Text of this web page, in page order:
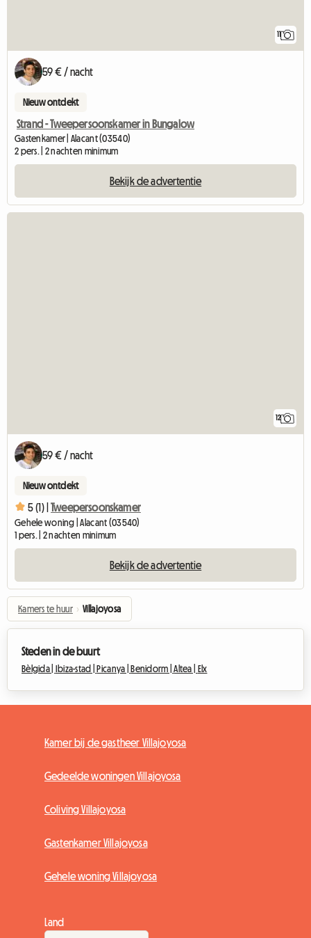
11
59 € / nacht
Nieuw ontdekt
Strand - Tweepersoonskamer in Bungalow
Gastenkamer | Alacant (03540)
2 pers. | 2 nachten minimum
Bekijk de advertentie
12
59 € / nacht
Nieuw ontdekt
5 (1) | Tweepersoonskamer
Gehele woning | Alacant (03540)
1 pers. | 2 nachten minimum
Bekijk de advertentie
Kamers te huur › Villajoyosa
Steden in de buurt
Bèlgida | Ibiza-stad |Picanya |Benidorm |Altea | Elx
Kamer bij de gastheer Villajoyosa
Gedeelde woningen Villajoyosa
Coliving Villajoyosa
Gastenkamer Villajoyosa
Gehele woning Villajoyosa
Land